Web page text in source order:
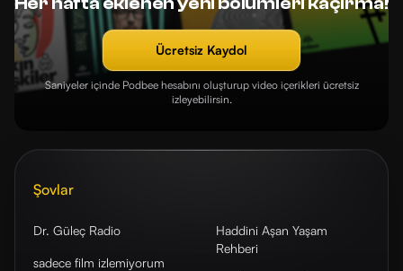
Ücretsiz Kaydol
Saniyeler içinde Podbee hesabını oluşturup video içerikleri ücretsiz
izleyebilirsin.
Şovlar
Dr. Güleç Radio
sadece film izlemiyorum
Haddini Aşan Yaşam
Rehberi